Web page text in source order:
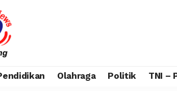
Olahraga Politik TNI –